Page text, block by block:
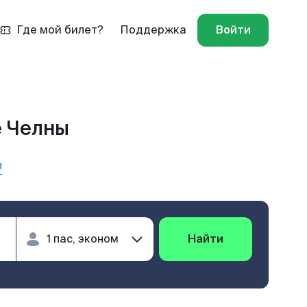
Где мой билет? Поддержка Войти
Челны
Найти